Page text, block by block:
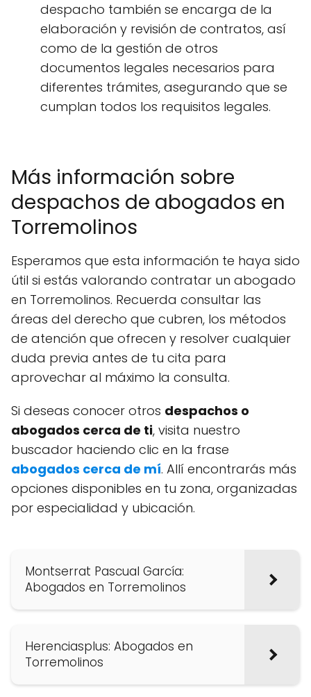
despacho también se encarga de la
elaboración y revisión de contratos, así
como de la gestión de otros
documentos legales necesarios para
diferentes trámites, asegurando que se
cumplan todos los requisitos legales.
Más información sobre
despachos de abogados en
Torremolinos
Esperamos que esta información te haya sido
útil si estás valorando contratar un abogado
en Torremolinos. Recuerda consultar las
áreas del derecho que cubren, los métodos
de atención que ofrecen y resolver cualquier
duda previa antes de tu cita para
aprovechar al máximo la consulta.
Si deseas conocer otros despachos o
abogados cerca de ti, visita nuestro
buscador haciendo clic en la frase
abogados cerca de mí. Allí encontrarás más
opciones disponibles en tu zona, organizadas
por especialidad y ubicación.
Montserrat Pascual García:
Abogados en Torremolinos
Herenciasplus: Abogados en
Torremolinos